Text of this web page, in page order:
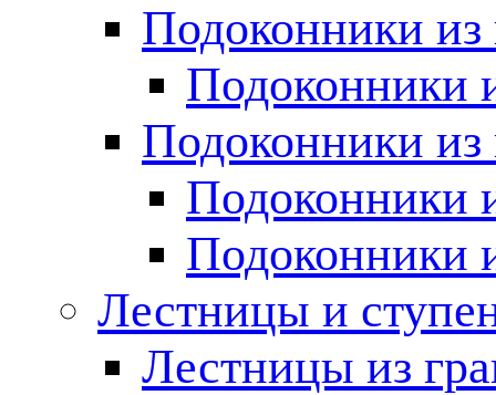
Подоконники из
Подоконники
Подоконники из
Подоконники
Подоконники
Лестницы и
Лестницы из